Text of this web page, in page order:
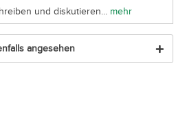
und diskutieren... mehr
angesehen